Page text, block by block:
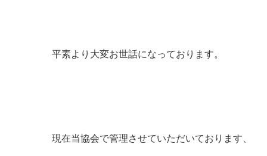
平素より大変お世話になっております。
現在当協会で管理させていただいております、